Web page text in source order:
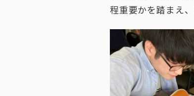
程重要かを踏まえ